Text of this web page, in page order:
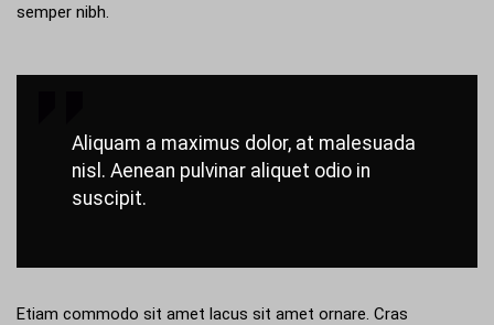
semper nibh.
Aliquam a maximus dolor, at malesuada
nisl. Aenean pulvinar aliquet odio in
suscipit.
Etiam commodo sit amet lacus sit amet ornare. Cras